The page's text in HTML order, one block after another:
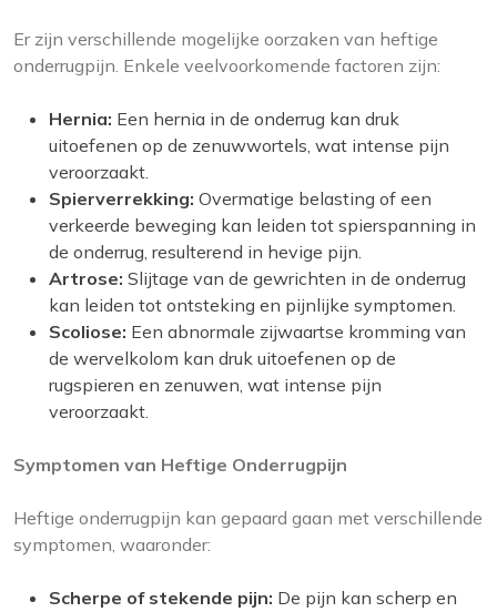
Er zijn verschillende mogelijke oorzaken van heftige
onderrugpijn. Enkele veelvoorkomende factoren zijn:
Hernia: Een hernia in de onderrug kan druk
uitoefenen op de zenuwwortels, wat intense pijn
veroorzaakt.
Spierverrekking: Overmatige belasting of een
verkeerde beweging kan leiden tot spierspanning in
de onderrug, resulterend in hevige pijn.
Artrose: Slijtage van de gewrichten in de onderrug
kan leiden tot ontsteking en pijnlijke symptomen.
Scoliose: Een abnormale zijwaartse kromming van
de wervelkolom kan druk uitoefenen op de
rugspieren en zenuwen, wat intense pijn
veroorzaakt.
Symptomen van Heftige Onderrugpijn
Heftige onderrugpijn kan gepaard gaan met verschillende
symptomen, waaronder:
Scherpe of stekende pijn: De pijn kan scherp en